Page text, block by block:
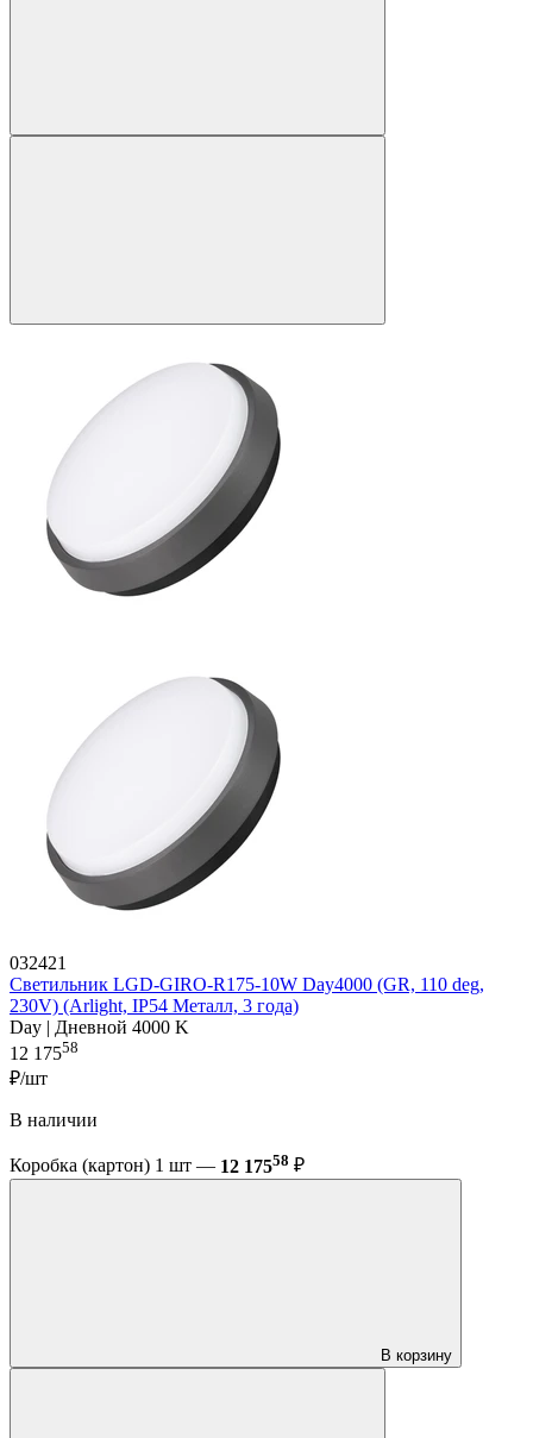
032421
Светильник LGD-GIRO-R175-10W Day4000 (GR, 110 deg,
230V) (Arlight, IP54 Металл, 3 года)
Day | Дневной 4000 K
12 17558
₽/шт
В наличии
Коробка (картон) 1 шт — 12 17558 ₽
В корзину